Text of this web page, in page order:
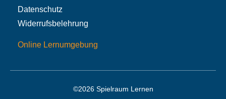
Datenschutz
Widerrufsbelehrung
Online Lernumgebung
©2026 Spielraum Lernen